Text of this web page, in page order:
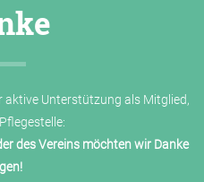
aktive Unterstützung als Mitglied,
des Vereins möchten wir Danke